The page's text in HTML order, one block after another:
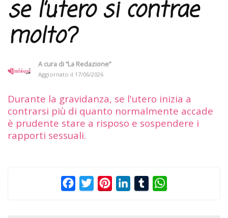
se l’utero si contrae
molto?
A cura di“La Redazione”
Aggiornato il 17/06/2026
Durante la gravidanza, se l'utero inizia a
contrarsi più di quanto normalmente accade
è prudente stare a risposo e sospendere i
rapporti sessuali.
FacebookTwitterPinterestLinkedInTumblr